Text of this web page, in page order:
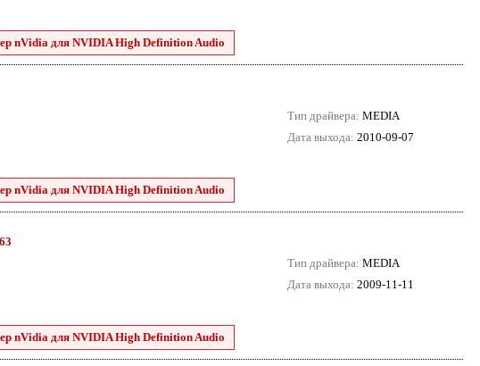
nVidia для NVIDIA High Definition Audio
Тип драйвера: MEDIA
Дата выхода: 2010-09-07
nVidia для NVIDIA High Definition Audio
Тип драйвера: MEDIA
Дата выхода: 2009-11-11
nVidia для NVIDIA High Definition Audio